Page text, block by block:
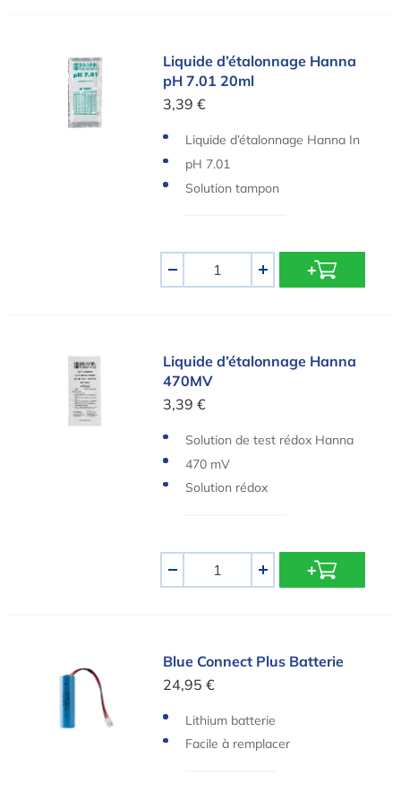
Liquide d’étalonnage Hanna pH 7.01 20ml
Liquide d’étalonnage Hanna
pH 7.01 20ml
3,39 €
Liquide d’étalonnage Hanna In
struments
pH 7.01
Solution tampon
+
Liquide d’étalonnage Hanna 470MV
Liquide d’étalonnage Hanna
470MV
3,39 €
Solution de test rédox Hanna
Instruments
470 mV
Solution rédox
+
Blue Connect Plus BatterieBlue Connect Plus Batterie
24,95 €
Lithium batterie
Facile à remplacer